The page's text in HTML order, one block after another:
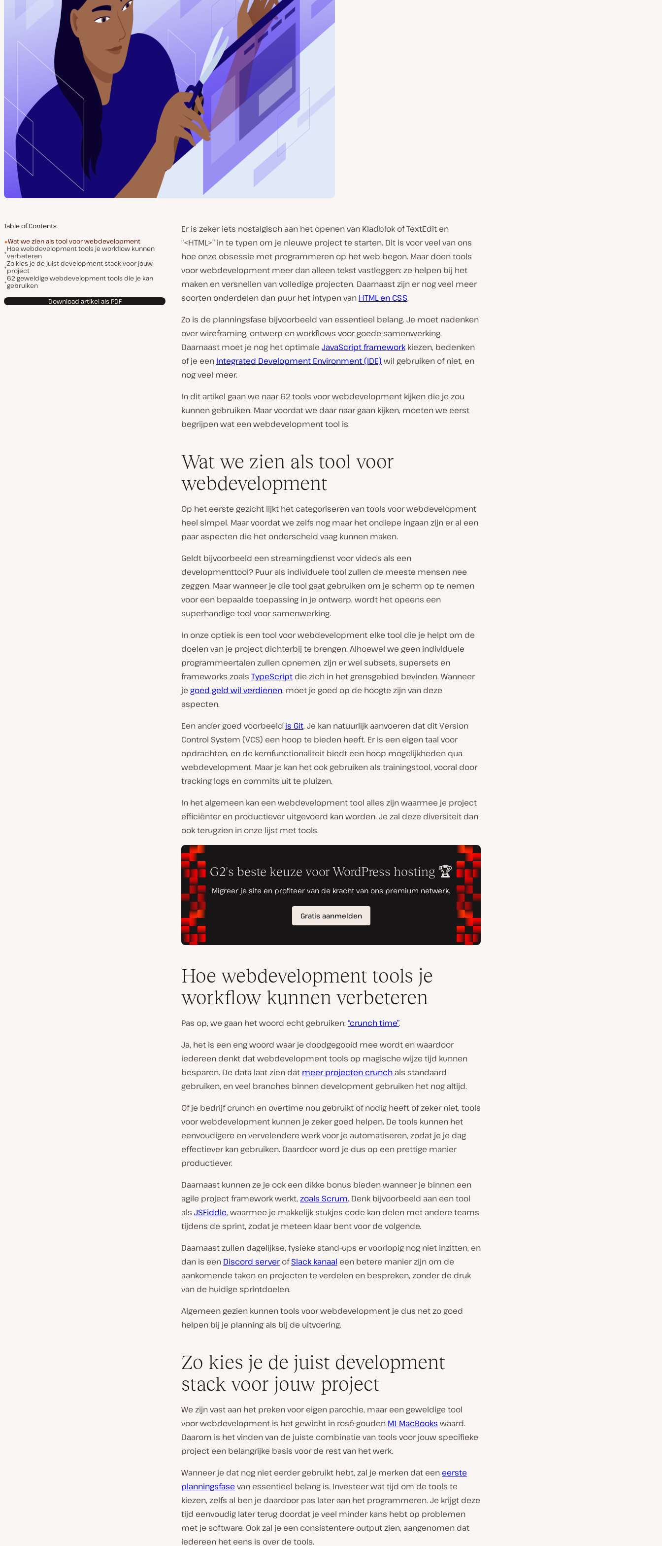
Table of Contents
Wat we zien als tool voor webdevelopment
Hoe webdevelopment tools je workflow kunnen
verbeteren
Zo kies je de juist development stack voor jouw
project
62 geweldige webdevelopment tools die je kan
gebruiken
Download artikel als PDF
Er is zeker iets nostalgisch aan het openen van Kladblok of TextEdit en
“<HTML>” in te typen om je nieuwe project te starten. Dit is voor veel van ons
hoe onze obsessie met programmeren op het web begon. Maar doen tools
voor webdevelopment meer dan alleen tekst vastleggen: ze helpen bij het
maken en versnellen van volledige projecten. Daarnaast zijn er nog veel meer
soorten onderdelen dan puur het intypen van HTML en CSS.
Zo is de planningsfase bijvoorbeeld van essentieel belang. Je moet nadenken
over wireframing, ontwerp en workflows voor goede samenwerking.
Daarnaast moet je nog het optimale JavaScript framework kiezen, bedenken
of je een Integrated Development Environment (IDE) wil gebruiken of niet, en
nog veel meer.
In dit artikel gaan we naar 62 tools voor webdevelopment kijken die je zou
kunnen gebruiken. Maar voordat we daar naar gaan kijken, moeten we eerst
begrijpen wat een webdevelopment tool is.
Wat we zien als tool voor
webdevelopment
Op het eerste gezicht lijkt het categoriseren van tools voor webdevelopment
heel simpel. Maar voordat we zelfs nog maar het ondiepe ingaan zijn er al een
paar aspecten die het onderscheid vaag kunnen maken.
Geldt bijvoorbeeld een streamingdienst voor video’s als een
developmenttool? Puur als individuele tool zullen de meeste mensen nee
zeggen. Maar wanneer je die tool gaat gebruiken om je scherm op te nemen
voor een bepaalde toepassing in je ontwerp, wordt het opeens een
superhandige tool voor samenwerking.
In onze optiek is een tool voor webdevelopment elke tool die je helpt om de
doelen van je project dichterbij te brengen. Alhoewel we geen individuele
programmeertalen zullen opnemen, zijn erwel subsets, supersets en
frameworks zoals TypeScript die zich in het grensgebied bevinden. Wanneer
je goed geld wil verdienen, moet je goed op de hoogte zijn van deze
aspecten.
Een ander goed voorbeeld is Git. Je kan natuurlijk aanvoeren dat dit Version
Control System (VCS) een hoop te bieden heeft. Er is een eigen taal voor
opdrachten, en de kernfunctionaliteit biedt een hoop mogelijkheden qua
webdevelopment. Maar je kan het ook gebruiken als trainingstool, vooral door
tracking logs en commits uit te pluizen.
In het algemeen kan een webdevelopment tool alles zijn waarmee je project
efficiënter en productiever uitgevoerd kan worden. Je zal deze diversiteit dan
ook terugzien in onze lijst met tools.
Hoe webdevelopment tools je
workflow kunnen verbeteren
Pas op, we gaan het woord echt gebruiken: “crunch time”.
Ja, het is een eng woord waar je doodgegooid mee wordt en waardoor
iedereen denkt dat webdevelopment tools op magische wijze tijd kunnen
besparen. De data laat zien dat meer projecten crunch als standaard
gebruiken, en veel branches binnen development gebruiken het nog altijd.
Of je bedrijf crunch en overtime nou gebruikt of nodig heeft of zeker niet, tools
voor webdevelopment kunnen je zeker goed helpen. De tools kunnen het
eenvoudigere en vervelendere werk voor je automatiseren, zodat je je dag
effectiever kan gebruiken. Daardoor word je dus op een prettige manier
productiever.
Daarnaast kunnen ze je ook een dikke bonus bieden wanneer je binnen een
agile project framework werkt, zoals Scrum. Denk bijvoorbeeld aan een tool
als JSFiddle, waarmee je makkelijk stukjes code kan delen met andere teams
tijdens de sprint, zodat je meteen klaar bent voor de volgende.
Daarnaast zullen dagelijkse, fysieke stand-ups er voorlopig nog niet inzitten, en
dan is een Discord serverofSlack kanaal een betere manier zijn om de
aankomende taken en projecten te verdelen en bespreken, zonder de druk
van de huidige sprintdoelen.
Algemeen gezien kunnen tools voor webdevelopment je dus net zo goed
helpen bij je planning als bij de uitvoering.
Zo kies je de juist development
stack voor jouw project
We zijn vast aan het preken voor eigen parochie, maar een geweldige tool
voor webdevelopment is het gewicht in rosé-gouden M1 MacBooks waard.
Daarom is het vinden van de juiste combinatie van tools voor jouw specifieke
project een belangrijke basis voor de rest van het werk.
Wanneer je dat nog niet eerder gebruikt hebt, zal je merken dat een eerste
planningsfase van essentieel belang is. Investeer wat tijd om de tools te
kiezen, zelfs al ben je daardoor pas later aan het programmeren. Je krijgt deze
tijd eenvoudig later terug doordat je veel minder kans hebt op problemen
met je software. Ook zal je een consistentere output zien, aangenomen dat
iedereen het eens is over de tools.